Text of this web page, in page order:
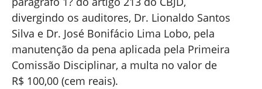
divergindo os auditores, Dr. Lionaldo Santos
Silva e Dr. José Bonifácio Lima Lobo, pela
manutenção da pena aplicada pela Primeira
Comissão Disciplinar, a multa no valor de
R$ 100,00 (cem reais).